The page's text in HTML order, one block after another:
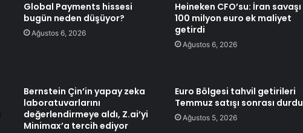
Global Payments hissesi
bugün neden düşüyor?
Ağustos 6, 2026
Heineken CFO’su: İran savaşı
100 milyon euro ek maliyet
getirdi
Ağustos 6, 2026
Bernstein Çin’in yapay zeka
laboratuvarlarını
değerlendirmeye aldı, Z.ai’yi
Minimax’a tercih ediyor
Euro Bölgesi tahvil getirileri
Temmuz satışı sonrası durdu
Ağustos 5, 2026